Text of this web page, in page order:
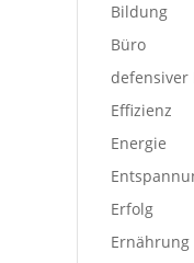
Bildung
Büro
defensiver
Effizienz
Energie
Erfolg
Ernährung